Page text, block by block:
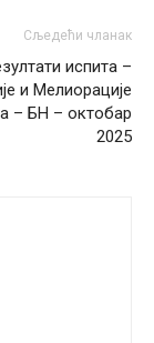
Сљедећи чланак
испита –
и Мелиорације
– БН – октобар
2025